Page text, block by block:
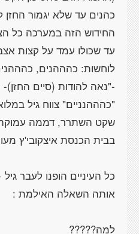
כהנים עד שלא יגמור החזן
החידוש הזה במערכה כל
עד שכולו עמד על קצות
שקט השתרר, דממה
כל העיניים הופנו לעבר